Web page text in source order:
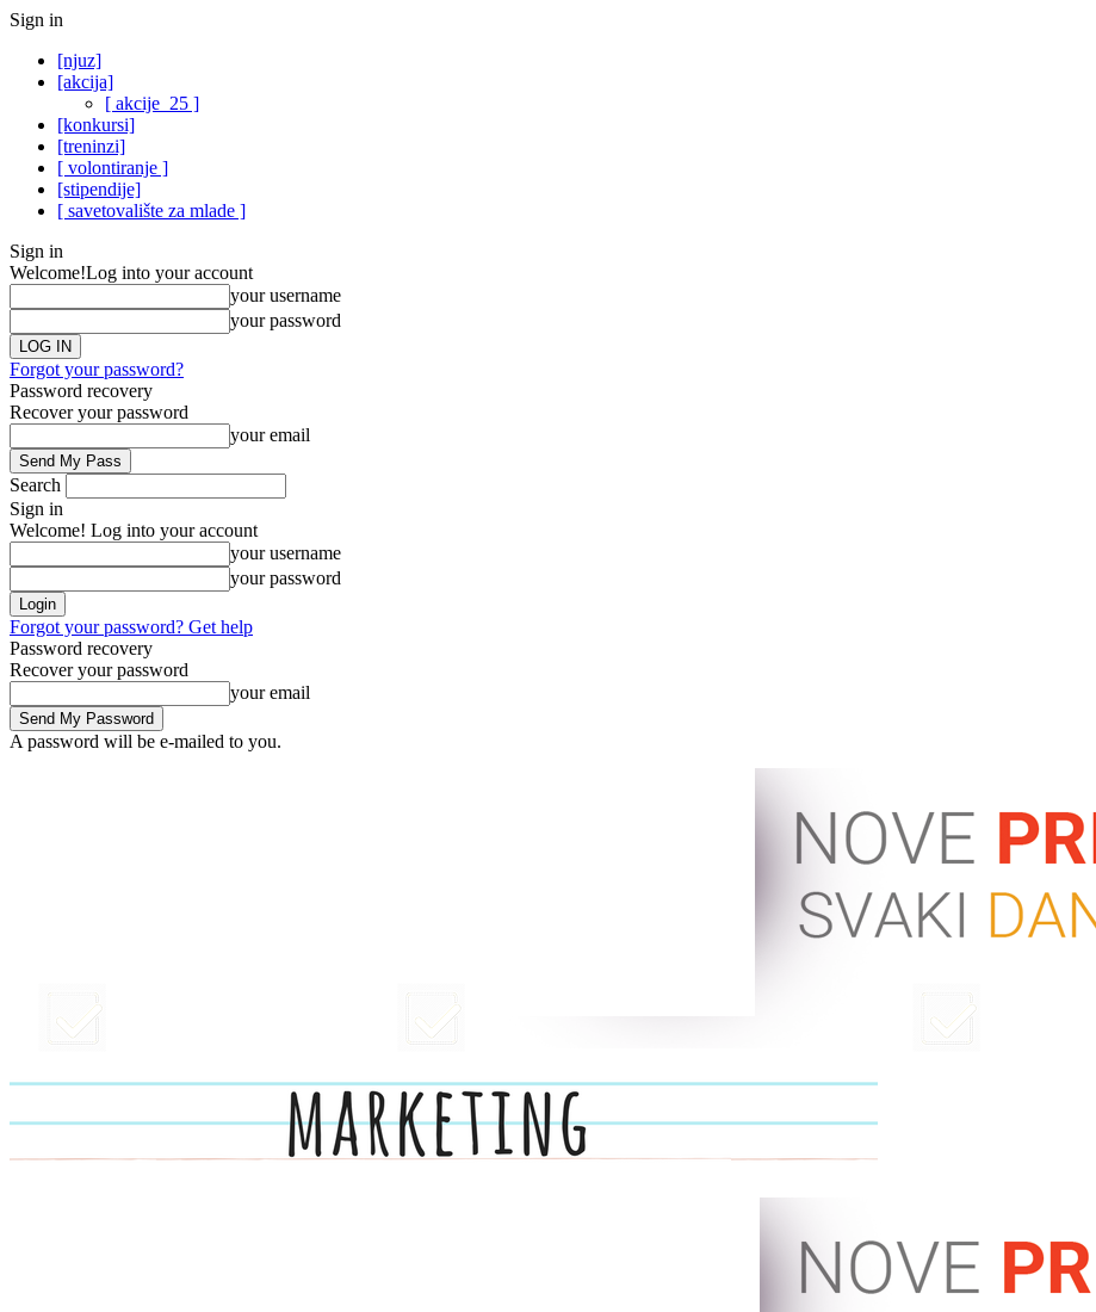
Sign in
[njuz]
[akcija]
[ akcije_25 ]
[konkursi]
[treninzi]
[ volontiranje ]
[stipendije]
[ savetovalište za mlade ]
Sign in
Welcome!Log into your account
your username
your password
Forgot your password?
Password recovery
Recover your password
your email
Search
Sign in
Welcome! Log into your account
your username
your password
Forgot your password? Get help
Password recovery
Recover your password
your email
A password will be e-mailed to you.